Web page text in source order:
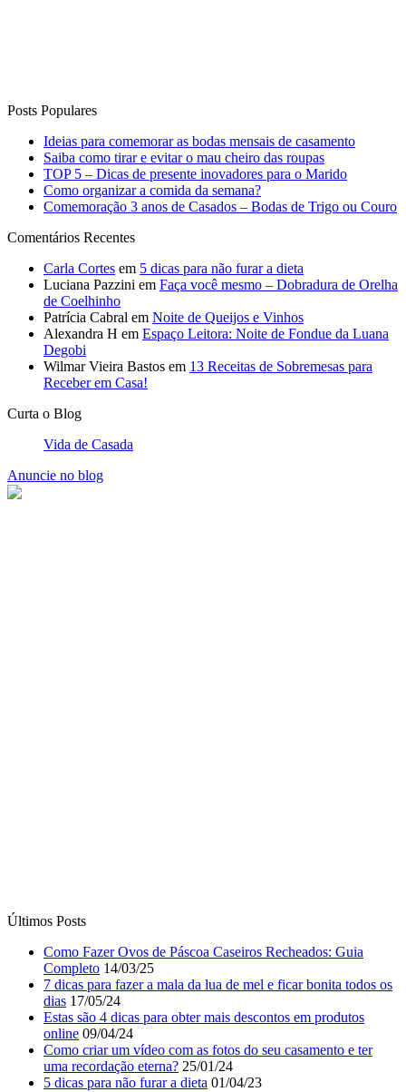
Posts Populares
Ideias para comemorar as bodas mensais de casamento
Saiba como tirar e evitar o mau cheiro das roupas
TOP 5 – Dicas de presente inovadores para o Marido
Como organizar a comida da semana?
Comemoração 3 anos de Casados – Bodas de Trigo ou Couro
Comentários Recentes
Carla Cortes em 5 dicas para não furar a dieta
Luciana Pazzini em Faça você mesmo – Dobradura de Orelha
de Coelhinho
Patrícia Cabral em Noite de Queijos e Vinhos
Alexandra H em Espaço Leitora: Noite de Fondue da Luana
Degobi
Wilmar Vieira Bastos em 13 Receitas de Sobremesas para
Receber em Casa!
Curta o Blog
Vida de Casada
Anuncie no blog
Últimos Posts
Como Fazer Ovos de Páscoa Caseiros Recheados: Guia
Completo 14/03/25
7 dicas para fazer a mala da lua de mel e ficar bonita todos os
dias 17/05/24
Estas são 4 dicas para obter mais descontos em produtos
online 09/04/24
Como criar um vídeo com as fotos do seu casamento e ter
uma recordação eterna? 25/01/24
5 dicas para não furar a dieta 01/04/23